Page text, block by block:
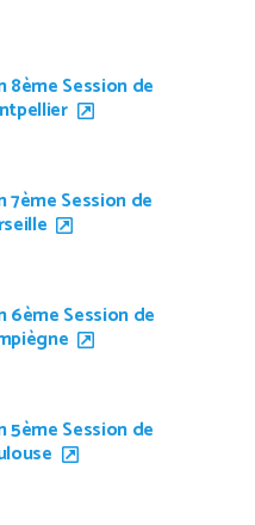
8ème Session de
Session de
6ème Session de
5ème Session de